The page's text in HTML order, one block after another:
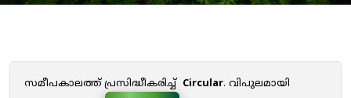
സമീപകാലത്ത് പ്രസിദ്ധീകരിച്ച് Circular. വിപുലമായി